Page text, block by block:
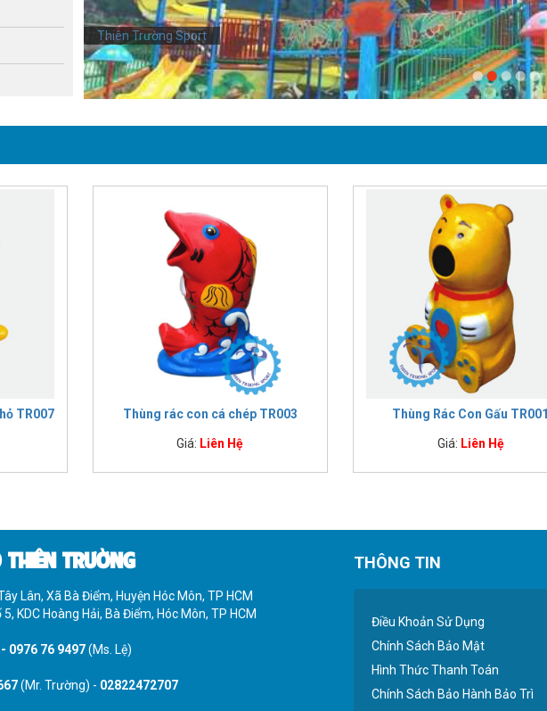
Thiên Trường Sport
TR007 Thùng rác con cá chép TR003
Giá: Liên Hệ
Thùng Rác Con Gấu TR001
Giá: Liên Hệ
TRƯỜNG
Lân, Xã Bà Điểm, Huyện Hóc Môn, TP HCM
KDC Hoàng Hải, Bà Điểm, Hóc Môn, TP HCM
- 0976 76 9497(Ms. Lệ)
(Mr. Trường) - 02822472707
THÔNG TIN
Điều Khoản Sử Dụng
Chính Sách Bảo Mật
Hình Thức Thanh Toán
Chính Sách Bảo Hành Bảo Trì